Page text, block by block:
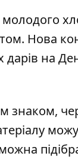
молодого
Нова
дарів на
знаком,